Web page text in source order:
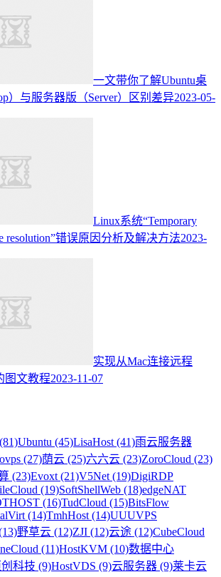
一文带你了解Ubuntu桌
）与服务器版（Server）区别差异2023-05-
Linux系统“Temporary
resolution”错误原因分析及解决方法2023-
实现从Mac连接远程
图文教程2023-11-07
Ubuntu (45)LisaHost (41)雨云服务器
(27)荫云 (25)六六云 (23)ZoroCloud (23)
(23)Evoxt (21)V5Net (19)DigiRDP
(19)SoftShellWeb (18)edgeNAT
(16)TudCloud (15)BitsFlow
(14)TmhHost (14)UUUVPS
野草云 (12)ZJI (12)云途 (12)CubeCloud
(11)HostKVM (10)数据中心
科技 (9)HostVDS (9)云服务器 (9)莱卡云